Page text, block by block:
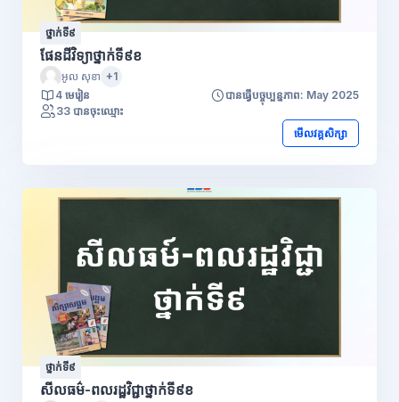
ថ្នាក់ទី៩
ផែនដីវិទ្យាថ្នាក់ទី៩ខ
អូល សុខា +1
4 មេរៀន
បានធ្វើបច្ចុប្បន្នភាព: May 2025
33 បានចុះឈ្មោះ
មើលវគ្គសិក្សា
ថ្នាក់ទី៩
សីលធម៌-ពលរដ្ឋវិជ្ជាថ្នាក់ទី៩ខ